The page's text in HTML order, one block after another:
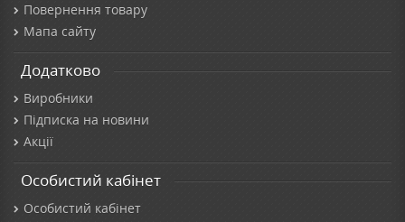
Повернення товару
Мапа сайту
Додатково
Виробники
Підписка на новини
Акції
Особистий кабінет
Особистий кабінет